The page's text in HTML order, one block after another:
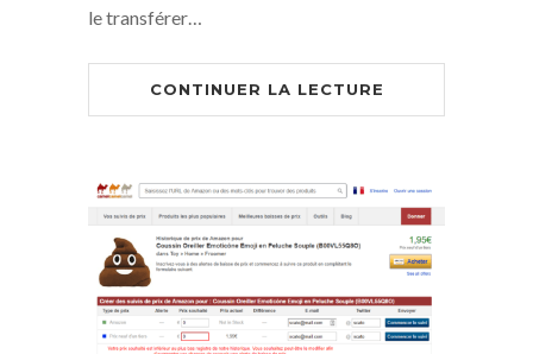
le transférer…
CONTINUER LA LECTURE